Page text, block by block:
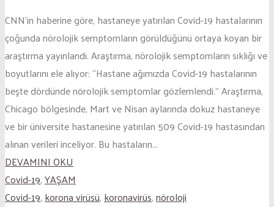
CNN’in haberine göre, hastaneye yatırılan Covid-19 hastalarının
çoğunda nörolojik semptomların görüldüğünü ortaya koyan bir
araştırma yayınlandı. Araştırma, nörolojik semptomların sıklığı ve
boyutlarını ele alıyor: “Hastane ağımızda Covid-19 hastalarının
beşte dördünde nörolojik semptomlar gözlemlendi.” Araştırma,
Chicago bölgesinde, Mart ve Nisan aylarında dokuz hastaneye
ve bir üniversite hastanesine yatırılan 509 Covid-19 hastasından
alınan verileri inceliyor. Bu hastaların...
DEVAMINI OKU
Covid-19,YAŞAM
Covid-19,korona virüsü,koronavirüs,nöroloji